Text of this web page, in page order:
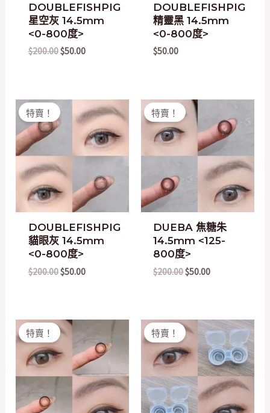
DOUBLEFISHPIG
星空灰 14.5mm
<0-800度>
$200.00$50.00
DOUBLEFISHPIG
精靈黑 14.5mm
<0-800度>
$50.00
特賣！
DOUBLEFISHPIG
貓眼灰 14.5mm
<0-800度>
$200.00
price
was:
$200.00.
$50.00
Current
price
is:
$50.00.
特賣！
DUEBA 焦糖朱
14.5mm <125-
800度>
$200.00
Original
price
was:
$200.00.
$50.00
is:
$50.00.
特賣！
Original
price
was:
$200.00.
price
is:
$50.00.
特賣！
Original
price
was:
$200.00.
Current
price
is:
$20.00.